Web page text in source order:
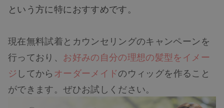
という方に特におすすめです。
現在無料試着とカウンセリングのキャンペーンを
行っており、 お好みの自分の理想の髪型をイメー
ジしてから オーダーメイドのウィッグを作ること
ができます。ぜひお試しください。